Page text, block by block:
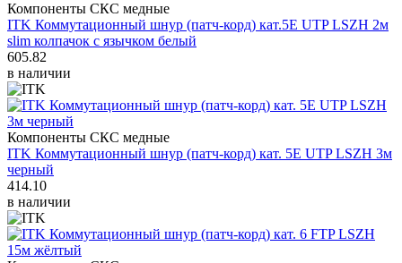
Компоненты СКС медные
ITK Коммутационный шнур (патч-корд) кат.5E UTP LSZH 2м
slim колпачок с язычком белый
605.82
в наличии
Компоненты СКС медные
ITK Коммутационный шнур (патч-корд) кат. 5Е UTP LSZH 3м
черный
414.10
в наличии